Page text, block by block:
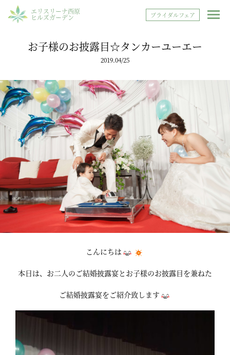
エリスリーナ西原
ヒルズガーデン ブライダルフェア
お子様のお披露目☆タンカーユーエー
2019.04/25
こんにちは
本日は、お二人のご結婚披露宴とお子様のお披露目を兼ねた
ご結婚披露宴をご紹介致します